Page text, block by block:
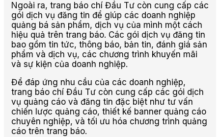
Ngoài ra, trang báo chí Đầu Tư còn cung cấp các
gói dịch vụ đăng tin để giúp các doanh nghiệp
quảng bá sản phẩm, dịch vụ của mình một cách
hiệu quả trên trang báo. Các gói dịch vụ đăng tin
bao gồm tin tức, thông báo, bản tin, đánh giá sản
phẩm và dịch vụ, các chương trình khuyến mãi
và sự kiện của doanh nghiệp.
Để đáp ứng nhu cầu của các doanh nghiệp,
trang báo chí Đầu Tư còn cung cấp các gói dịch
vụ quảng cáo và đăng tin đặc biệt như tư vấn
chiến lược quảng cáo, thiết kế banner quảng cáo
chuyên nghiệp, và tối ưu hóa chương trình quảng
cáo trên trang báo.